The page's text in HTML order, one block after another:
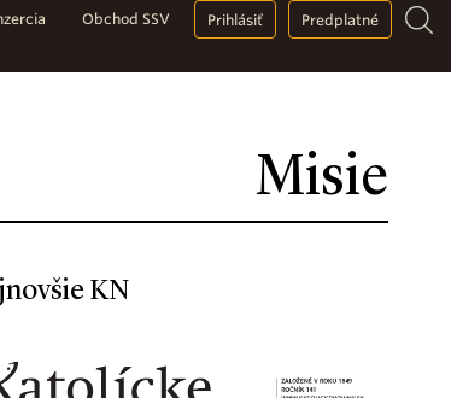
Misie
Obchod SSV Prihlásiť Predplatné
KN